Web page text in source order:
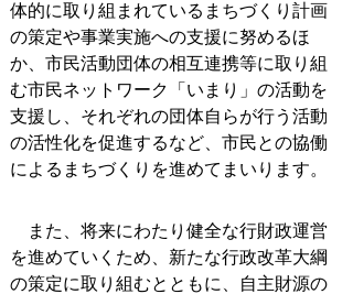
体的に取り組まれているまちづくり計画
の策定や事業実施への支援に努めるほ
か、市民活動団体の相互連携等に取り組
む市民ネットワーク「いまり」の活動を
支援し、それぞれの団体自らが行う活動
の活性化を促進するなど、市民との協働
によるまちづくりを進めてまいります。
また、将来にわたり健全な行財政運営
を進めていくため、新たな行政改革大綱
の策定に取り組むとともに、自主財源の